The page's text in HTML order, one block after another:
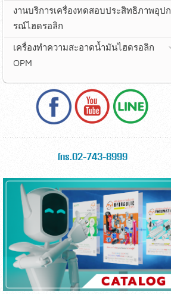
งานบริการเครื่องทดสอบประสิทธิภาพอุปก
รณ์ไฮดรอลิก
เครื่องทำความสะอาดน้ำมันไฮดรอลิก
OPM
โทร.02-743-8999